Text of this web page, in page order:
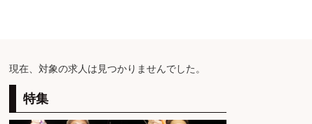
現在、対象の求人は見つかりませんでした。
特集